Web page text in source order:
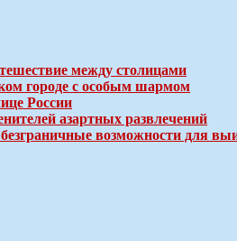
между столицами
городе с особым шармом
России
азартных развлечений
возможности для